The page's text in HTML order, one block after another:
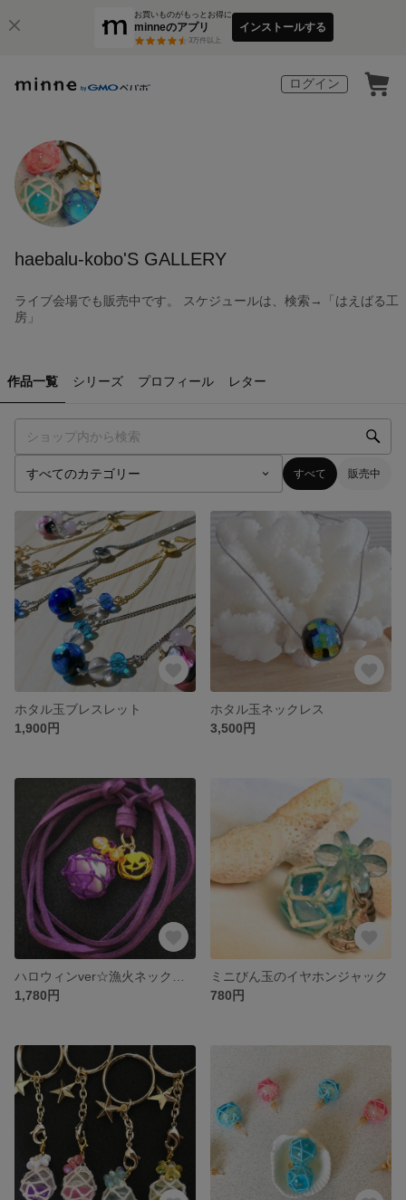
お買いものがもっとお得に
minneのアプリ
3万件以上
インストールする
ログイン
haebalu-kobo'S GALLERY
ライブ会場でも販売中です。 スケジュールは、検索→「はえばる工
房」
作品一覧 シリーズ プロフィール レター
すべて 販売中
ホタル玉ブレスレット
1,900円
ホタル玉ネックレス
3,500円
1,780円
ミニびん玉のイヤホンジャック
780円